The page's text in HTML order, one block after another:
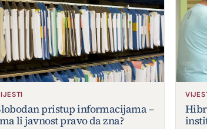
pristup informacijama –
li javnost pravo da zna?